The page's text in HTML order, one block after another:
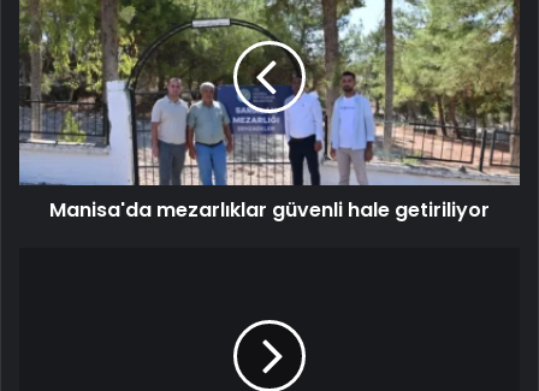
Manisa'da mezarlıklar güvenli hale getiriliyor